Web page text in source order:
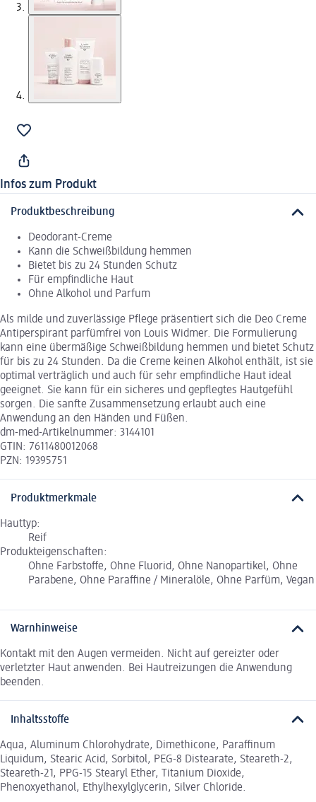
Infos zum Produkt
Produktbeschreibung
Deodorant-Creme
Kann die Schweißbildung hemmen
Bietet bis zu 24 Stunden Schutz
Für empfindliche Haut
Ohne Alkohol und Parfum
Als milde und zuverlässige Pflege präsentiert sich die Deo Creme
Antiperspirant parfümfrei von Louis Widmer. Die Formulierung
kann eine übermäßige Schweißbildung hemmen und bietet Schutz
für bis zu 24 Stunden. Da die Creme keinen Alkohol enthält, ist sie
optimal verträglich und auch für sehr empfindliche Haut ideal
geeignet. Sie kann für ein sicheres und gepflegtes Hautgefühl
sorgen. Die sanfte Zusammensetzung erlaubt auch eine
Anwendung an den Händen und Füßen.
dm-med-Artikelnummer: 3144101
GTIN: 7611480012068
PZN: 19395751
Produktmerkmale
Hauttyp:
Reif
Produkteigenschaften:
Ohne Farbstoffe, Ohne Fluorid, Ohne Nanopartikel, Ohne
Parabene, Ohne Paraffine / Mineralöle, Ohne Parfüm, Vegan
Warnhinweise
Kontakt mit den Augen vermeiden. Nicht auf gereizter oder
verletzter Haut anwenden. Bei Hautreizungen die Anwendung
beenden.
Inhaltsstoffe
Aqua, Aluminum Chlorohydrate, Dimethicone, Paraffinum
Liquidum, Stearic Acid, Sorbitol, PEG-8 Distearate, Steareth-2,
Steareth-21, PPG-15 Stearyl Ether, Titanium Dioxide,
Phenoxyethanol, Ethylhexylglycerin, Silver Chloride.